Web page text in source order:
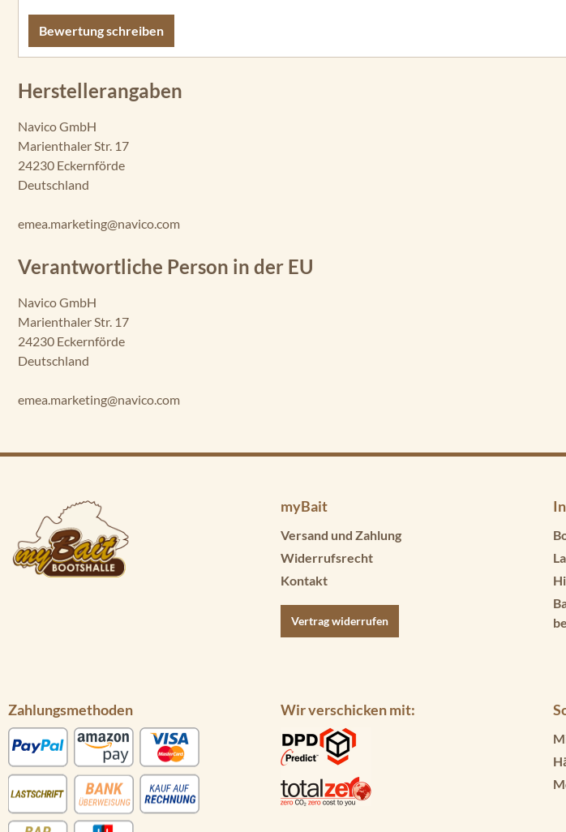
Bewertung schreiben
Herstellerangaben
Navico GmbH
Marienthaler Str. 17
24230 Eckernförde
Deutschland
emea.marketing@navico.com
Verantwortliche Person in der EU
Navico GmbH
Marienthaler Str. 17
24230 Eckernförde
Deutschland
emea.marketing@navico.com
myBait
Versand und Zahlung
Widerrufsrecht
Kontakt
Vertrag widerrufen
Zahlungsmethoden Wir verschicken mit: